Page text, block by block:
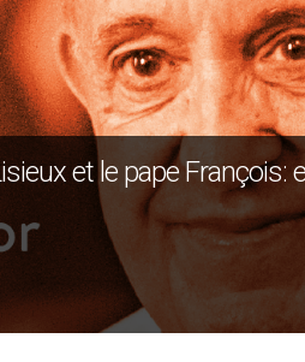
et le pape François: